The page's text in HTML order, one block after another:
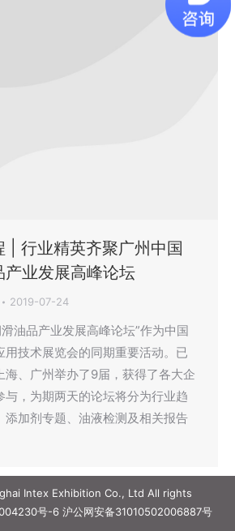
| 行业精英齐聚广州中国
产业发展高峰论坛
2019-07-24
油品产业发展高峰论坛”作为中国
用技术展览会的同期重要活动。已
海、广州举办了9届，获得了各大企
与，为期两天的论坛将分为行业趋
添加剂专题、油液检测及相关报告
Intex Exhibition Co., Ltd All rights
号-6沪公网安备31010502006887号